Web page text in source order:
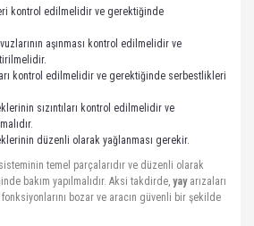
kontrol edilmelidir ve gerektiğinde
aşınması kontrol edilmelidir ve
kontrol edilmelidir ve gerektiğinde serbestlikleri
sızıntıları kontrol edilmelidir ve
düzenli olarak yağlanması gerekir.
temel parçalarıdır ve düzenli olarak
bakım yapılmalıdır. Aksi takdirde, yayarızaları
bozar ve aracın güvenli bir şekilde